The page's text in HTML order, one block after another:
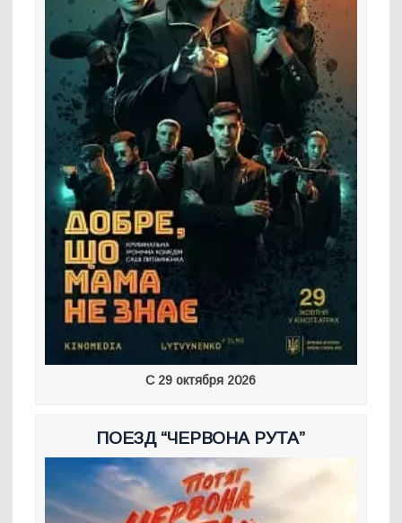
С 29 октября 2026
ПОЕЗД “ЧЕРВОНА РУТА”